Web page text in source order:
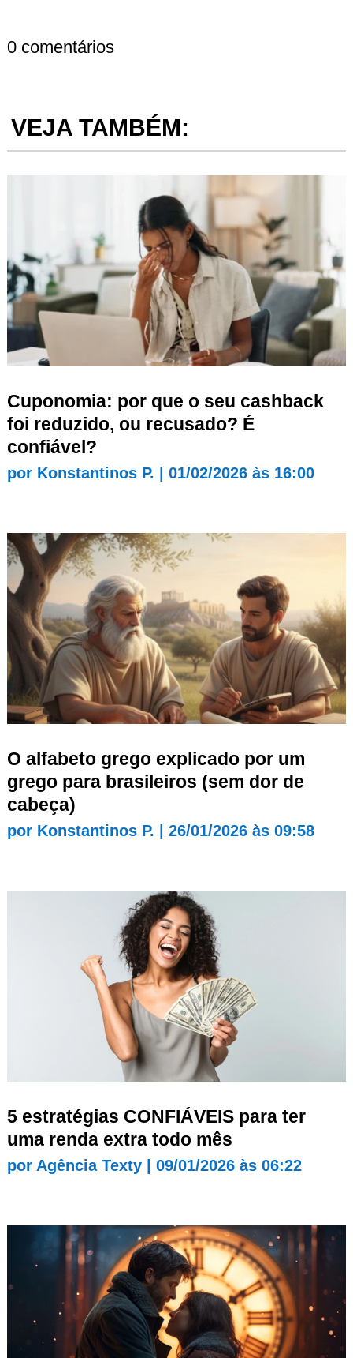
0 comentários
VEJA TAMBÉM:
Cuponomia: por que o seu cashback
foi reduzido, ou recusado? É
confiável?
por Konstantinos P. 01/02/2026 às 16:00
O alfabeto grego explicado por um
grego para brasileiros (sem dor de
cabeça)
por Konstantinos P. 26/01/2026 às 09:58
5 estratégias CONFIÁVEIS para ter
uma renda extra todo mês
por Agência Texty| 09/01/2026 às 06:22